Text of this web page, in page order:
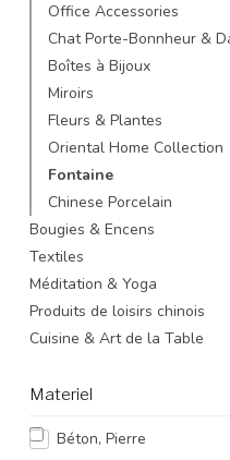
Office Accessories
Chat Porte-Bonnheur &
Boîtes à Bijoux
Miroirs
Fleurs & Plantes
Oriental Home Collection
Fontaine
Chinese Porcelain
Bougies & Encens
Textiles
Méditation & Yoga
Produits de loisirs chinois
Cuisine & Art de la Table
Materiel
Béton, Pierre